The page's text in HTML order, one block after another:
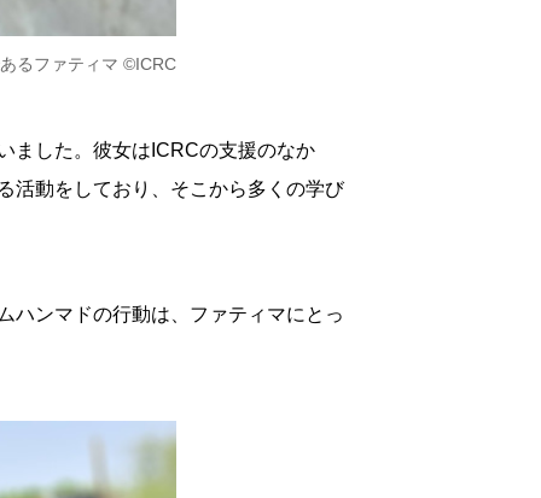
るファティマ ©ICRC
ました。彼女はICRCの支援のなか
活動をしており、そこから多くの学び
ハンマドの行動は、ファティマにとっ